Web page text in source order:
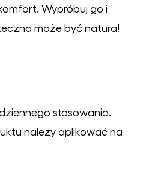
Wypróbuj go i
może być natura!
stosowania.
należy aplikować na